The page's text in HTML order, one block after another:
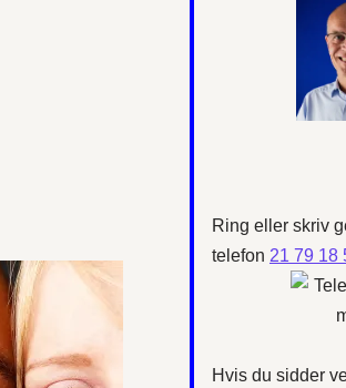
Ring eller skriv
telefon 21 79 18
Hvis du sidder